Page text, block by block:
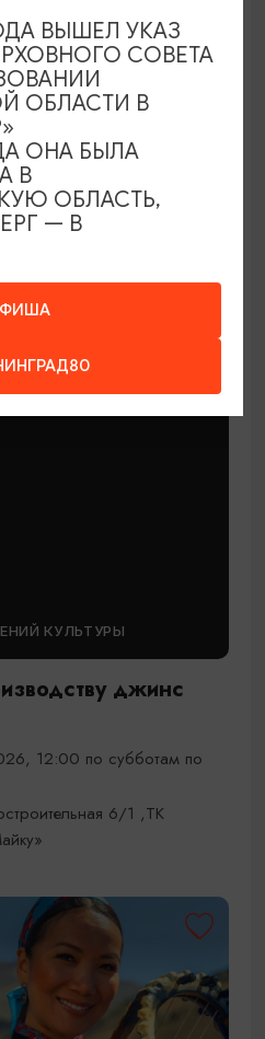
керамике Елены
45
КУЛЬТУРЫ
джинс
12:00 по субботам по
6/1 ,ТК
ВЫШЕЛ УКАЗ
СОВЕТА
ОБЛАСТИ В
ОНА БЫЛА
В
ОБЛАСТЬ,
— В